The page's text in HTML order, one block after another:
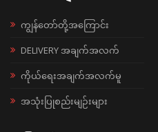
ကျွန်တော်တို့အကြောင်း
DELIVERY အချက်အလက်
ကိုယ်ရေးအချက်အလက်မူ
အသုံးပြုစည်းမျဉ်းများ